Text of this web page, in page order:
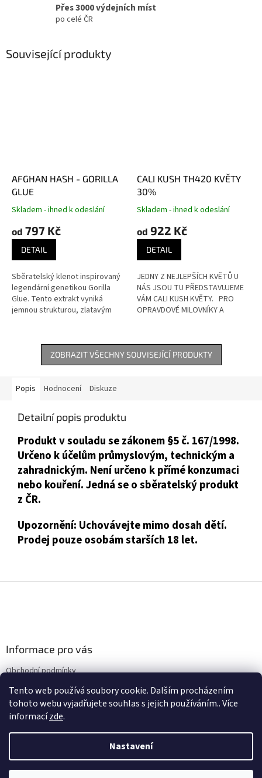
Tento web používá soubory cookie. Dalším procházením
tohoto webu vyjadřujete souhlas s jejich používáním.. Více
informacízde.
Nastavení
Přes 3000 výdejních míst
po celé ČR
Související produkty
AFGHAN HASH - GORILLA
GLUE
Skladem - ihned k odeslání
od 797 Kč
DETAIL
Sběratelský klenot inspirovaný
legendární genetikou Gorilla
Glue. Tento extrakt vyniká
jemnou strukturou, zlatavým
je určen...
CALI KUSH TH420 KVĚTY
30%
Skladem - ihned k odeslání
od 922 Kč
DETAIL
JEDNY Z NEJLEPŠÍCH KVĚTŮ U
NÁS JSOU TU PŘEDSTAVUJEME
VÁM CALI KUSH KVĚTY. PRO
OPRAVDOVÉ MILOVNÍKY A
ZOBRAZIT VŠECHNY SOUVISEJÍCÍ PRODUKTY
Popis Hodnocení Diskuze
Detailní popis produktu
Produkt v souladu se zákonem §5 č. 167/1998.
Určeno k účelům průmyslovým, technickým a
zahradnickým. Není určeno k přímé konzumaci
nebo kouření. Jedná se o sběratelský produkt
z ČR.
Upozornění: Uchovávejte mimo dosah dětí.
Prodej pouze osobám starších 18 let.
Informace pro vás
Obchodní podmínky
Podmínky ochrany osobních údajů
Vytvořil Shoptet